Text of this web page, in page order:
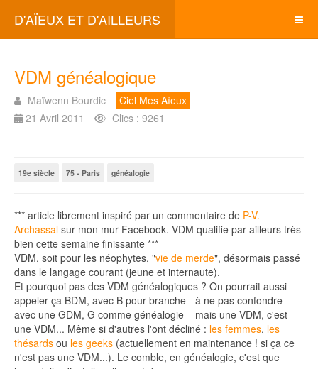
D'AÏEUX ET D'AILLEURS
VDM généalogique
Maïwenn Bourdic
Ciel Mes Aïeux
21 Avril 2011
Clics : 9261
19e siècle 75 - Paris généalogie
*** article librement inspiré par un commentaire de P-V.
Archassal sur mon mur Facebook. VDM qualifie par ailleurs très
bien cette semaine finissante ***
VDM, soit pour les néophytes, "vie de merde", désormais passé
dans le langage courant (jeune et internaute).
Et pourquoi pas des VDM généalogiques ? On pourrait aussi
appeler ça BDM, avec B pour branche - à ne pas confondre
avec une GDM, G comme généalogie – mais une VDM, c'est
une VDM... Même si d'autres l'ont décliné : les femmes, les
thésards ou les geeks (actuellement en maintenance ! si ça ce
n'est pas une VDM...). Le comble, en généalogie, c'est que